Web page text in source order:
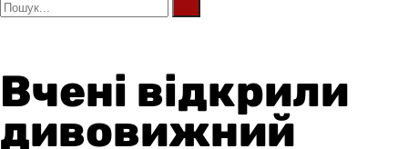
Вчені відкрили
дивовижний